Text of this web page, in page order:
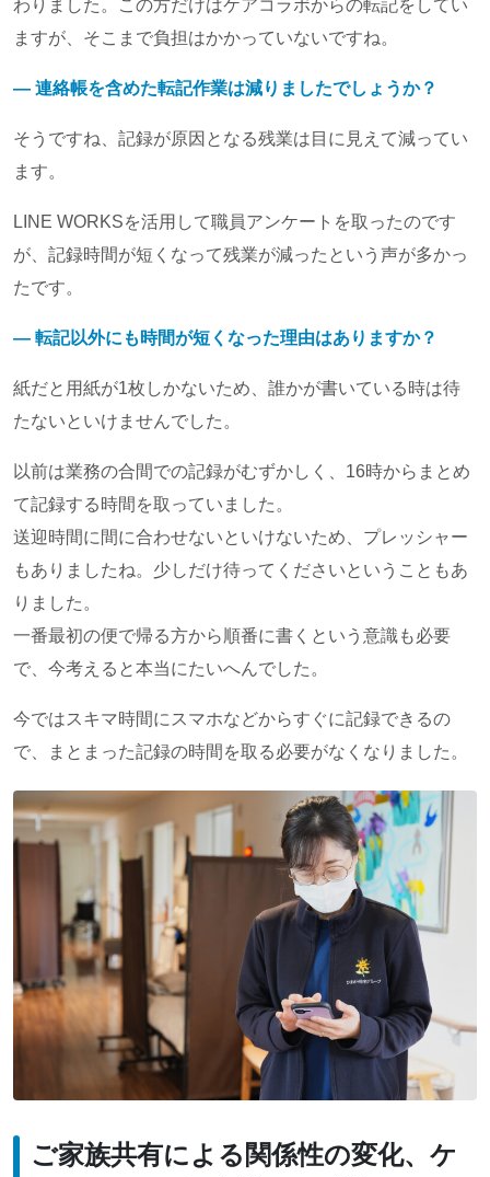
わりました。この方だけはケアコラボからの転記をしてい
ますが、そこまで負担はかかっていないですね。
― 連絡帳を含めた転記作業は減りましたでしょうか？
そうですね、記録が原因となる残業は目に見えて減ってい
ます。
LINE WORKSを活用して職員アンケートを取ったのです
が、記録時間が短くなって残業が減ったという声が多かっ
たです。
― 転記以外にも時間が短くなった理由はありますか？
紙だと用紙が1枚しかないため、誰かが書いている時は待
たないといけませんでした。
以前は業務の合間での記録がむずかしく、16時からまとめ
て記録する時間を取っていました。
送迎時間に間に合わせないといけないため、プレッシャー
もありましたね。少しだけ待ってくださいということもあ
りました。
一番最初の便で帰る方から順番に書くという意識も必要
で、今考えると本当にたいへんでした。
今ではスキマ時間にスマホなどからすぐに記録できるの
で、まとまった記録の時間を取る必要がなくなりました。
ご家族共有による関係性の変化、ケ